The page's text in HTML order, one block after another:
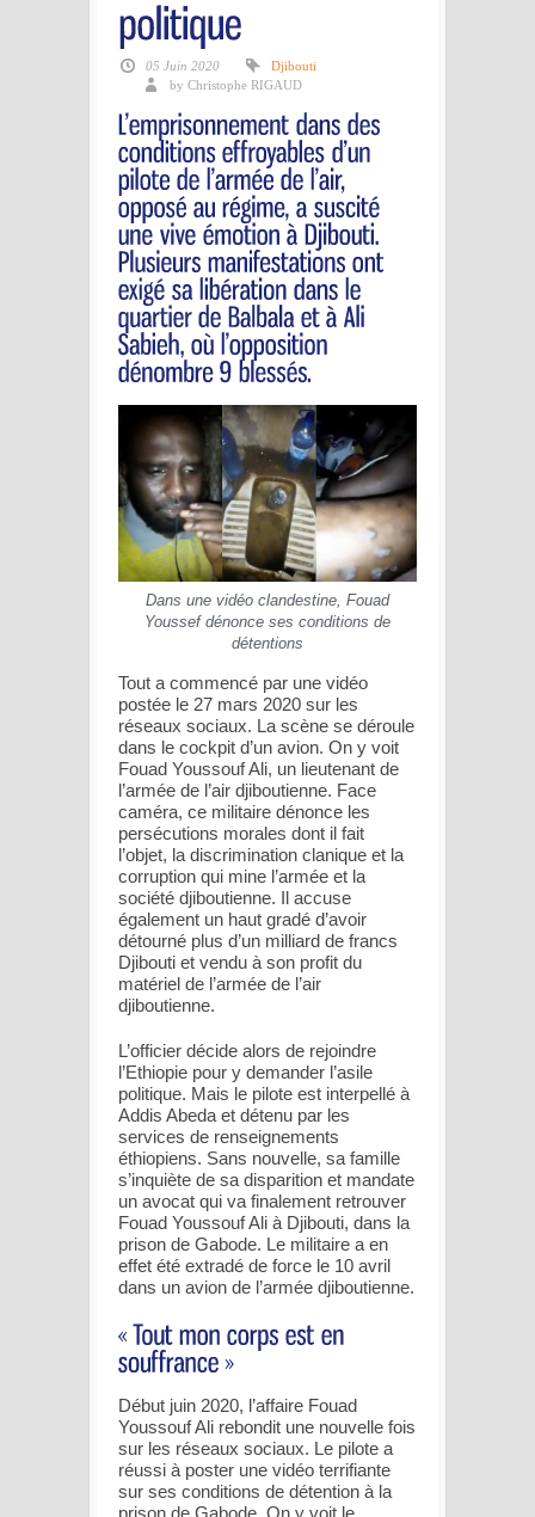
05 Juin 2020
Djibouti
by Christophe RIGAUD
Dans une vidéo clandestine, Fouad
Youssef dénonce ses conditions de
détentions
Tout a commencé par une vidéo
postée le 27 mars 2020 sur les
réseaux sociaux. La scène se déroule
dans le cockpit d’un avion. On y voit
Fouad Youssouf Ali, un lieutenant de
l’armée de l’air djiboutienne. Face
caméra, ce militaire dénonce les
persécutions morales dont il fait
l’objet, la discrimination clanique et la
corruption qui mine l’armée et la
société djiboutienne. Il accuse
également un haut gradé d’avoir
détourné plus d’un milliard de francs
Djibouti et vendu à son profit du
matériel de l’armée de l’air
djiboutienne.
L’officier décide alors de rejoindre
l’Ethiopie pour y demander l’asile
politique. Mais le pilote est interpellé à
Addis Abeda et détenu par les
services de renseignements
éthiopiens. Sans nouvelle, sa famille
s’inquiète de sa disparition et mandate
un avocat qui va finalement retrouver
Fouad Youssouf Ali à Djibouti, dans la
prison de Gabode. Le militaire a en
effet été extradé de force le 10 avril
dans un avion de l’armée djiboutienne.
Début juin 2020, l’affaire Fouad
Youssouf Ali rebondit une nouvelle fois
sur les réseaux sociaux. Le pilote a
réussi à poster une vidéo terrifiante
sur ses conditions de détention à la
prison de Gabode. On y voit le